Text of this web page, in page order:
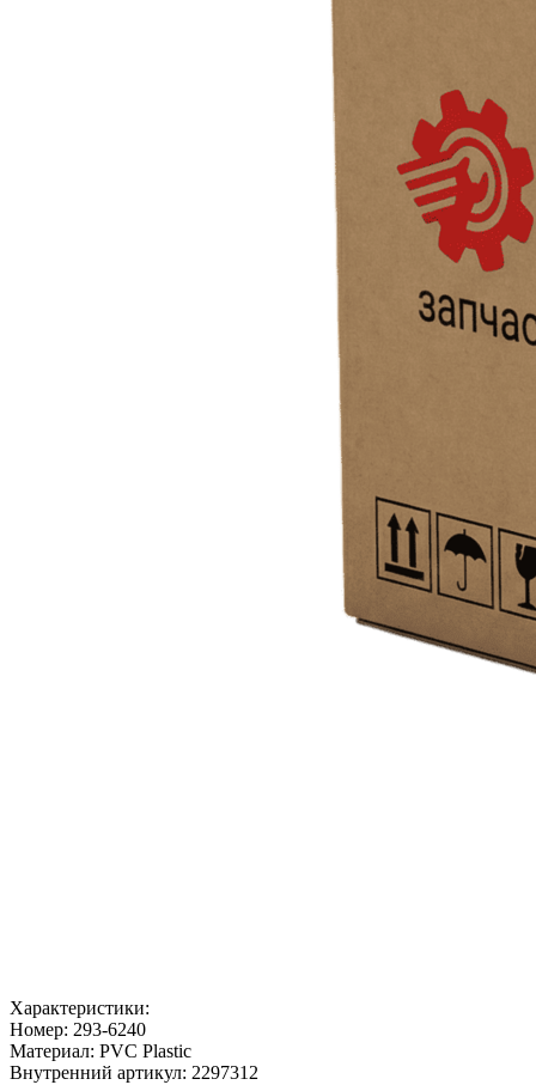
Характеристики:
Номер: 293-6240
Материал: PVC Plastic
Внутренний артикул: 2297312